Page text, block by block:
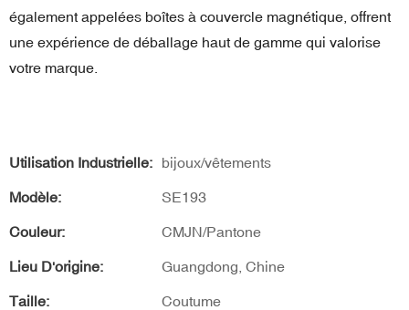
également appelées boîtes à couvercle magnétique, offrent
une expérience de déballage haut de gamme qui valorise
votre marque.
Utilisation Industrielle: bijoux/vêtements
Modèle: SE193
Couleur: CMJN/Pantone
Lieu D'origine: Guangdong, Chine
Taille: Coutume